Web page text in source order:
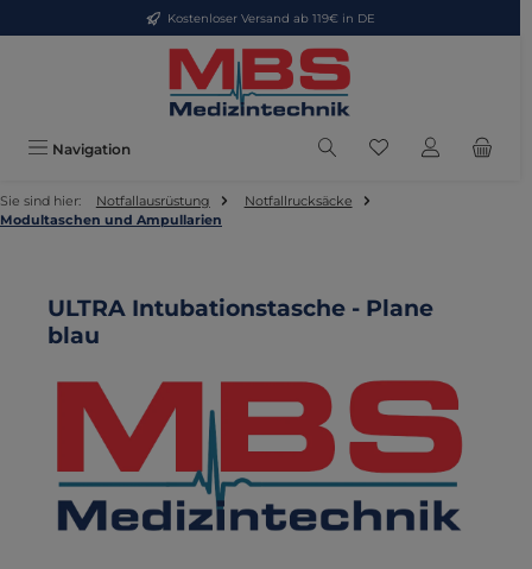
Zum Hauptinhalt springenKostenloser Versand ab 119€ in DE
Navigation Du hast 0
Sie sind hier: Notfallausrüstung
Notfallrucksäcke
Modultaschen und Ampullarien
ULTRA Intubationstasche - Plane
blau